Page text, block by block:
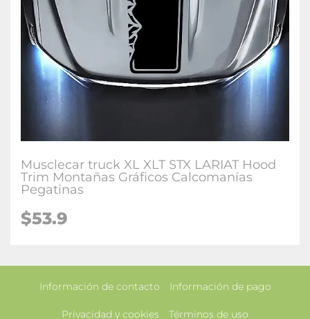
Musclecar truck XL XLT STX LARIAT Hood
Trim Montañas Gráficos Calcomanías
Pegatinas
$53.9
Información de contacto Información de pago
Privacidad y cookies Términos de uso